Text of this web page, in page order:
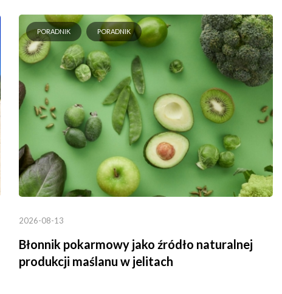
PORADNIK PORADNIK
2026-08-13
Błonnik pokarmowy jako źródło naturalnej
produkcji maślanu w jelitach